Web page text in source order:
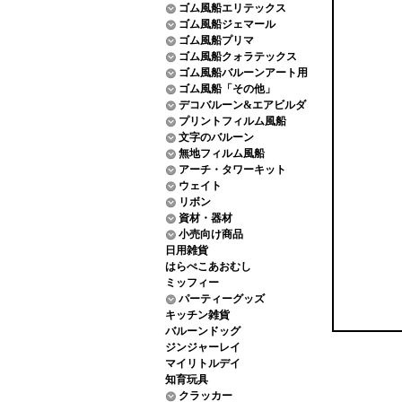
ゴム風船エリテックス
ゴム風船ジェマール
ゴム風船プリマ
ゴム風船クォラテックス
ゴム風船バルーンアート用
ゴム風船「その他」
デコバルーン&エアビルダ
プリントフィルム風船
文字のバルーン
無地フィルム風船
アーチ・タワーキット
ウェイト
リボン
資材・器材
小売向け商品
日用雑貨
はらぺこあおむし
ミッフィー
パーティーグッズ
キッチン雑貨
バルーンドッグ
ジンジャーレイ
マイリトルデイ
知育玩具
クラッカー